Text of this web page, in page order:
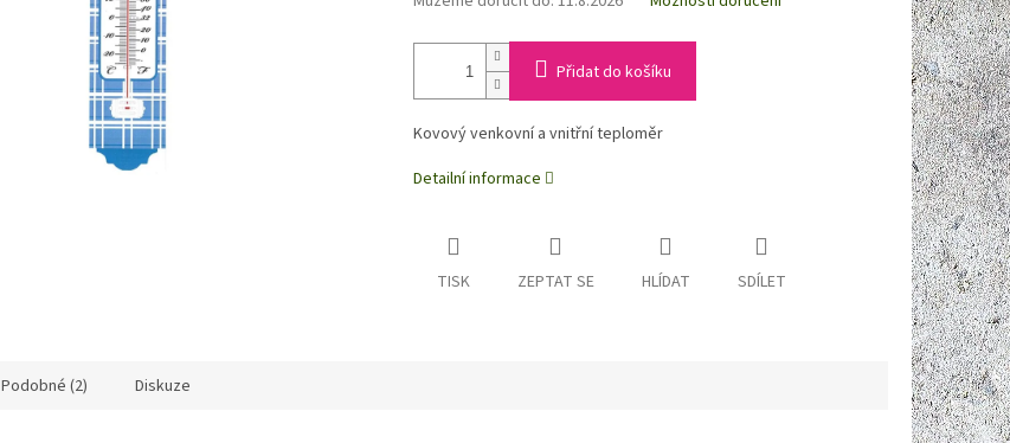
Přidat do košíku
Kovový venkovní a vnitřní teploměr
Detailní informace
TISK ZEPTAT SE HLÍDAT SDÍLET
Podobné (2) Diskuze